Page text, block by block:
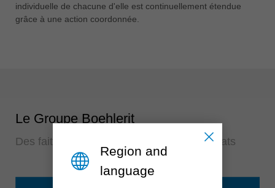
individuelle de chacune d'elle est continuellement étendue
grâce à une action coordonnée.
Le Groupe Boehlerit
Des faits concrets pour de meilleurs résultats
Region and
language